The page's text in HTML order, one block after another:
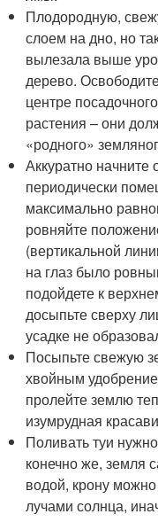
Плодородную,
слоем на дно, но
вылезала выше
дерево.
центре
растения – они
«родного»
Аккуратно
периодически
максимально
ровняйте
(вертикальной
на глаз было
подойдете к
досыпьте сверху
усадке не
Посыпьте свежую
хвойным
пролейте землю
изумрудная
Поливать туи
конечно же, земля
водой, крону
лучами солнца,